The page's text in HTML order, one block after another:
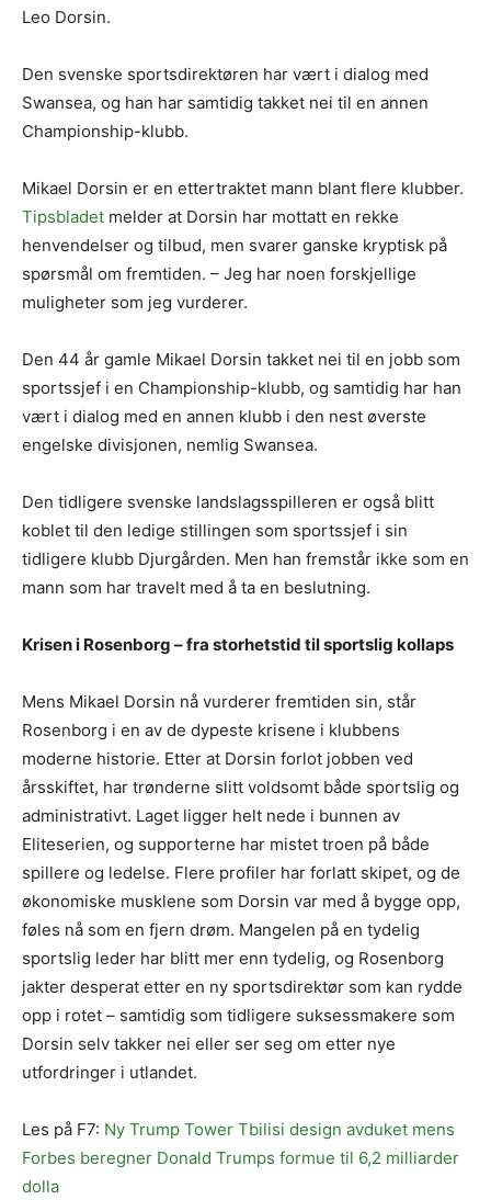
Leo Dorsin.
Den svenske sportsdirektøren har vært i dialog med
Swansea, og han har samtidig takket nei til en annen
Championship-klubb.
Mikael Dorsin er en ettertraktet mann blant flere klubber.
Tipsbladet melder at Dorsin har mottatt en rekke
henvendelser og tilbud, men svarer ganske kryptisk på
spørsmål om fremtiden. – Jeg har noen forskjellige
muligheter som jeg vurderer.
Den 44 år gamle Mikael Dorsin takket nei til en jobb som
sportssjef i en Championship-klubb, og samtidig har han
vært i dialog med en annen klubb i den nest øverste
engelske divisjonen, nemlig Swansea.
Den tidligere svenske landslagsspilleren er også blitt
koblet til den ledige stillingen som sportssjef i sin
tidligere klubb Djurgården. Men han fremstår ikke som en
mann som har travelt med å ta en beslutning.
Krisen i Rosenborg – fra storhetstid til sportslig kollaps
Mens Mikael Dorsin nå vurderer fremtiden sin, står
Rosenborg i en av de dypeste krisene i klubbens
moderne historie. Etter at Dorsin forlot jobben ved
årsskiftet, har trønderne slitt voldsomt både sportslig og
administrativt. Laget ligger helt nede i bunnen av
Eliteserien, og supporterne har mistet troen på både
spillere og ledelse. Flere profiler har forlatt skipet, og de
økonomiske musklene som Dorsin var med å bygge opp,
føles nå som en fjern drøm. Mangelen på en tydelig
sportslig leder har blitt mer enn tydelig, og Rosenborg
jakter desperat etter en ny sportsdirektør som kan rydde
opp i rotet – samtidig som tidligere suksessmakere som
Dorsin selv takker nei eller ser seg om etter nye
utfordringer i utlandet.
Les på F7: Ny Trump Tower Tbilisi design avduket mens
Forbes beregner Donald Trumps formue til 6,2 milliarder
dolla